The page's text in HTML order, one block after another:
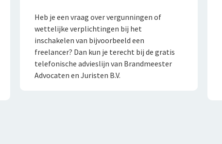
Heb je een vraag over vergunningen of
wettelijke verplichtingen bij het
inschakelen van bijvoorbeeld een
freelancer? Dan kun je terecht bij de gratis
telefonische advieslijn van Brandmeester
Advocaten en Juristen B.V.